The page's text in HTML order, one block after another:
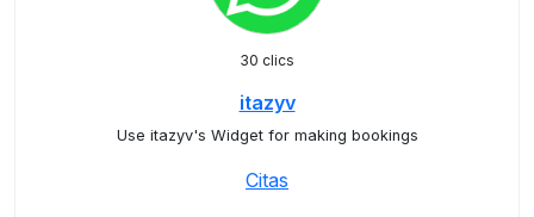
30 clics
itazyv
Use itazyv's Widget for making bookings
Citas